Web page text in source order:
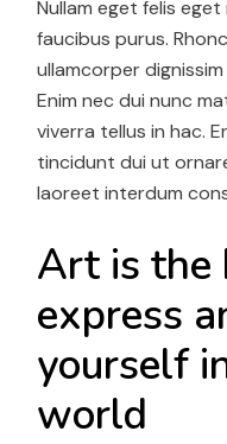
Nullam eget felis
faucibus purus.
ullamcorper
Enim nec dui nunc
viverra tellus in hac.
tincidunt dui ut
laoreet interdum
Art is the
express
yourself
world